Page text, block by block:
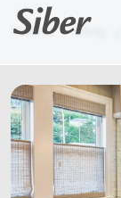
Home Blog